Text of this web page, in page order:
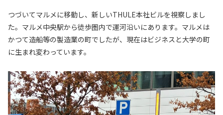
つづいてマルメに移動し、新しいTHULE本社ビルを視察しまし
た。マルメ中央駅から徒歩圏内で運河沿いにあります。マルメは
かつて造船等の製造業の町でしたが、現在はビジネスと大学の町
に生まれ変わっています。